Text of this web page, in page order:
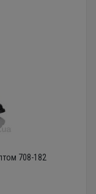
708-182